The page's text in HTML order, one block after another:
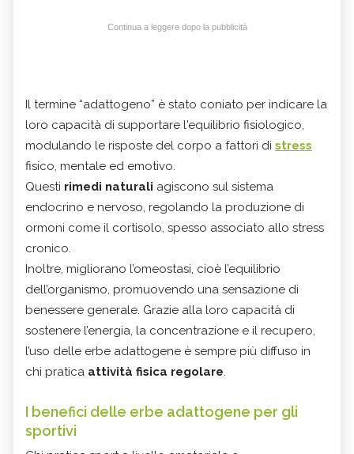
Continua a leggere dopo la pubblicità
Il termine “adattogeno” è stato coniato per indicare la
loro capacità di supportare l'equilibrio fisiologico,
modulando le risposte del corpo a fattori di stress
fisico, mentale ed emotivo.
Questi rimedi naturali agiscono sul sistema
endocrino e nervoso, regolando la produzione di
ormoni come il cortisolo, spesso associato allo stress
cronico.
Inoltre, migliorano l’omeostasi, cioè l’equilibrio
dell’organismo, promuovendo una sensazione di
benessere generale. Grazie alla loro capacità di
sostenere l’energia, la concentrazione e il recupero,
l’uso delle erbe adattogene è sempre più diffuso in
chi pratica attività fisica regolare
I benefici delle erbe adattogene per gli
sportivi